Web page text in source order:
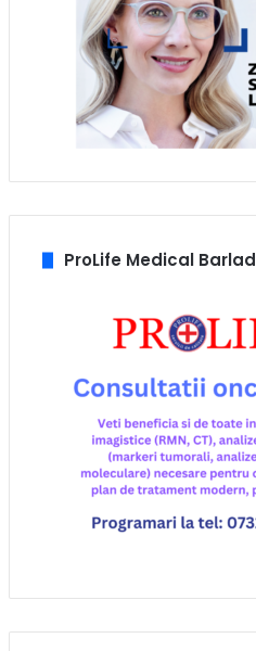
ProLife Medical Barlad